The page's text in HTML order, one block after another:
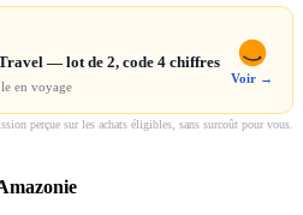
— lot de 2, code 4 chiffres
en voyage
Voir →
perçue sur les achats éligibles, sans surcoût pour vous.